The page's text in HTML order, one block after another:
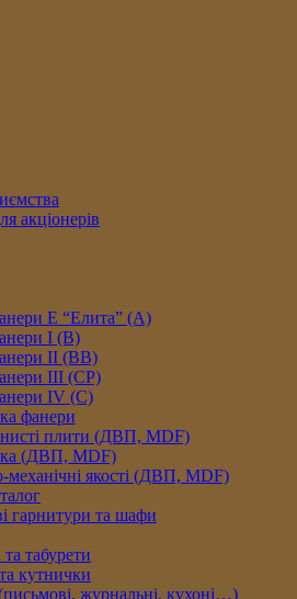
акціонерів
E “Елита” (A)
I (В)
II (ВB)
III (CP)
IV (C)
фанери
плити (ДВП, MDF)
(ДВП, MDF)
механічні якості (ДВП, MDF)
гарнитури та шафи
та табурети
кутнички
журнальні, кухоні…)